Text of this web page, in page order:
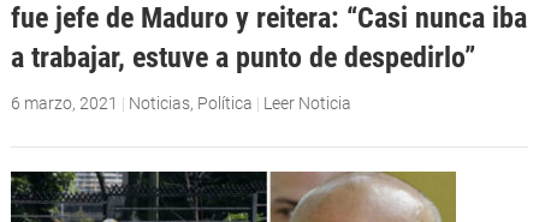
fue jefe de Maduro y reitera: “Casi nunca iba
a trabajar, estuve a punto de despedirlo”
6 marzo, 2021 | Noticias, Política | Leer Noticia